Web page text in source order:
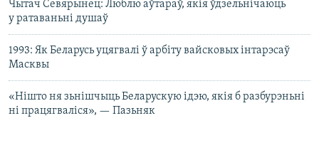
Чытач Севярынец: Люблю аўтараў, якія ўдзельнічаюць
у ратаваньні душаў
1993: Як Беларусь уцягвалі ў арбіту вайсковых інтарэсаў
Масквы
«Нішто ня зьнішчыць Беларускую ідэю, якія б разбурэньні
ні працягваліся», — Пазьняк